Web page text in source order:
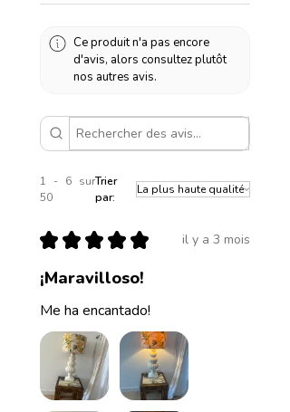
Ce produit n'a pas encore
d'avis, alors consultez plutôt
nos autres avis.
1 - 6 sur
50
Trier
par:
★ ★ ★ ★ ★ il y a 3 mois
¡Maravilloso!
Me ha encantado!